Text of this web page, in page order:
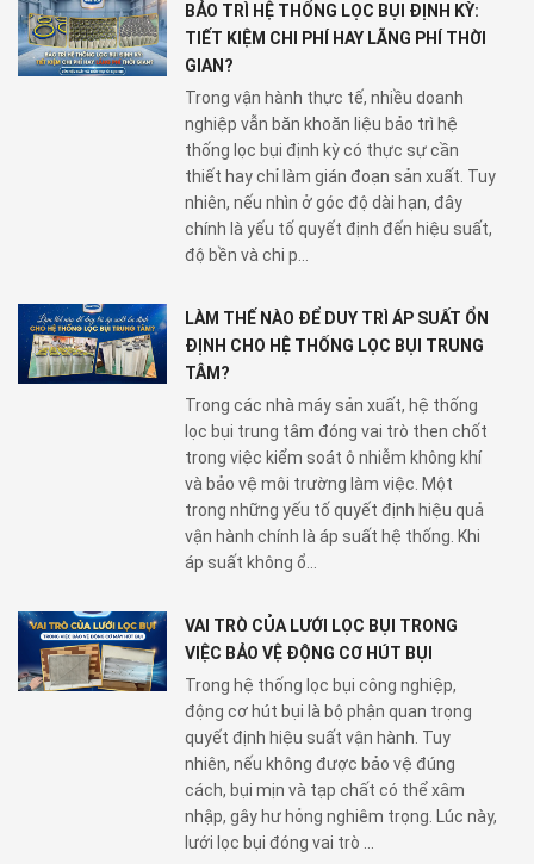
BẢO TRÌ HỆ THỐNG LỌC BỤI ĐỊNH KỲ:
TIẾT KIỆM CHI PHÍ HAY LÃNG PHÍ THỜI
GIAN?
Trong vận hành thực tế, nhiều doanh
nghiệp vẫn băn khoăn liệu bảo trì hệ
thống lọc bụi định kỳ có thực sự cần
thiết hay chỉ làm gián đoạn sản xuất. Tuy
nhiên, nếu nhìn ở góc độ dài hạn, đây
chính là yếu tố quyết định đến hiệu suất,
độ bền và chi p...
LÀM THẾ NÀO ĐỂ DUY TRÌ ÁP SUẤT ỔN
ĐỊNH CHO HỆ THỐNG LỌC BỤI TRUNG
TÂM?
Trong các nhà máy sản xuất, hệ thống
lọc bụi trung tâm đóng vai trò then chốt
trong việc kiểm soát ô nhiễm không khí
và bảo vệ môi trường làm việc. Một
trong những yếu tố quyết định hiệu quả
vận hành chính là áp suất hệ thống. Khi
áp suất không ổ...
VAI TRÒ CỦA LƯỚI LỌC BỤI TRONG
VIỆC BẢO VỆ ĐỘNG CƠ HÚT BỤI
Trong hệ thống lọc bụi công nghiệp,
động cơ hút bụi là bộ phận quan trọng
quyết định hiệu suất vận hành. Tuy
nhiên, nếu không được bảo vệ đúng
cách, bụi mịn và tạp chất có thể xâm
nhập, gây hư hỏng nghiêm trọng. Lúc này,
lưới lọc bụi đóng vai trò ...